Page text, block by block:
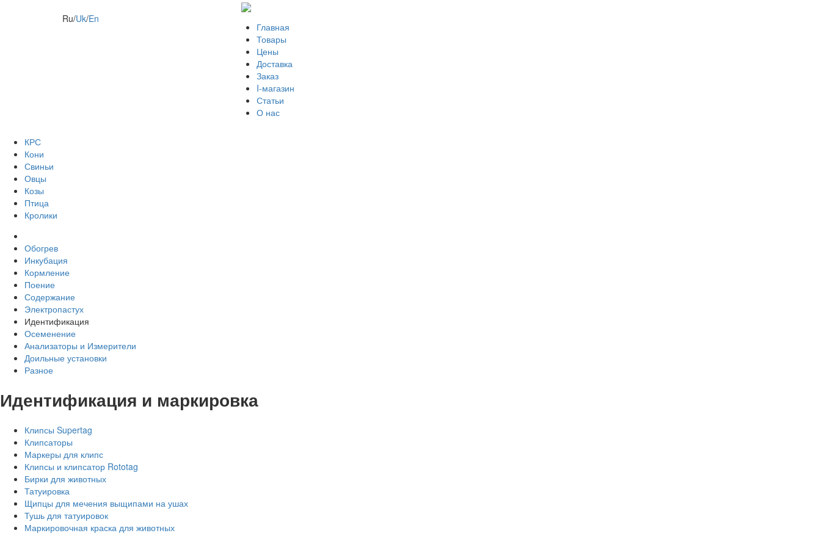
Главная
Товары
Цены
Доставка
Заказ
I-магазин
Статьи
О нас
Ru/Uk/En
КРС
Кони
Свиньи
Овцы
Козы
Птица
Кролики
Обогрев
Инкубация
Кормление
Поение
Содержание
Электропастух
Идентификация
Осеменение
Анализаторы и Измерители
Доильные установки
Разное
Идентификация и маркировка
Клипсы Supertag
Клипсаторы
Маркеры для клипс
Клипсы и клипсатор Rototag
Бирки для животных
Татуировка
Щипцы для мечения выщипами на ушах
Тушь для татуировок
Маркировочная краска для животных